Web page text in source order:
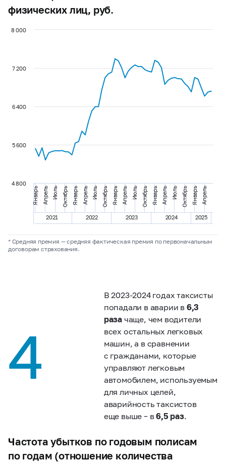
физических лиц, руб.
Январь
2021
Июль Январь
2022
Июль Январь
2023
Июль Январь
2024
Июль Январь
2025
Апрель Октябрь Апрель Октябрь Апрель Октябрь Апрель Октябрь Апрель
4 800
5 600
6 400
7 200
8 000
* Средняя премия — средняя фактическая премия по первоначальным
договорам страхования.
4
В2023-2024годах таксисты
попадали в аварии в 6,3
раза чаще, чем водители
всех остальных легковых
машин, а в сравнении
с гражданами, которые
управляют легковым
автомобилем, используемым
для личных целей,
аварийность таксистов
еще выше – в6,5 раз.
Частота убытков по годовым полисам
по годам (отношение количества